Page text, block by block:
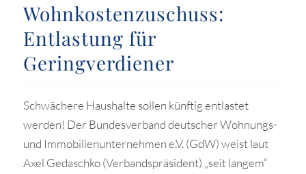
Wohnkostenzuschuss:
Entlastung für
Geringverdiener
Schwächere Haushalte sollen künftig entlastet
werden! Der Bundesverband deutscher Wohnungs-
und Immobilienunternehmen e.V. (GdW) weist laut
Axel Gedaschko (Verbandspräsident) „seit langem“